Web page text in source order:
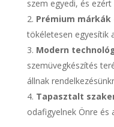
szem egyedi, és
Prémium márkák
tökéletesen egyesítik
Modern
szemüvegkészítés
állnak
Tapasztalt
odafigyelnek Önre és